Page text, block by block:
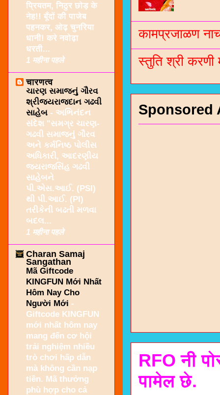
कामप्रजाळण
स्तुति श्री करणी
Sponsored
RFO नी
पामेल छे.
प्रियतम, निठुर छोड़ के
नेह!! बूँदों की पाजेब
पहनकर, ओढ़ चुनरिया
धानी! करे नवोढ़ा
धरती...
1 महीना पहले
चारणत्व
ચારણ સમાજનું ગૌરવ
શ્રીજયરાજદાન ગઢવી
સાહેબ - અભિનંદન
સંદેશ "સમગ્ર ચારણ-
ગઢવી સમાજનું ગૌરવ
અને કર્મનિષ્ઠ પોલીસ
અધિકારી, આદરણીય
જયરાજસિંહ ગઢવી
સાહેબને
પી.એસ.આઈ. (PSI)
થી પી.આઈ. (PI)
તરીકેની બઢતી મળવા
બદલ...
1 महीना पहले
Charan Samaj
Sangathan
Mã Giftcode
KINGFUN Mới Nhất
Hôm Nay Cho
Người Mới -
Giftcode KINGFUN
mới nhất hôm nay
mang đến cơ hội
trải nghiệm nhiều
trò chơi hấp dẫn
mà không cần nạp
tiền. Mã thưởng
phù hợp cho cả